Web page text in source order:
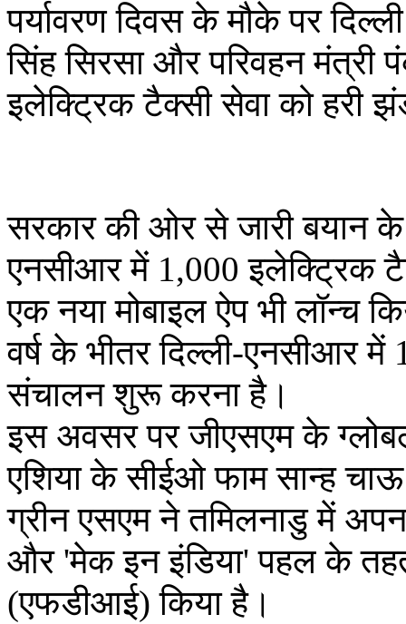
पर्यावरण दिवस के मौके पर
सिंह सिरसा और परिवहन
इलेक्ट्रिक टैक्सी सेवा को हरी
सरकार की ओर से जारी बयान
एनसीआर में 1,000 इलेक्ट्रिक
एक नया मोबाइल ऐप भी लॉन्च
वर्ष के भीतर दिल्ली-एनसीआर
संचालन शुरू करना है।
इस अवसर पर जीएसएम के
एशिया के सीईओ फाम सान्ह
ग्रीन एसएम ने तमिलनाडु में
और 'मेक इन इंडिया' पहल के तहत
(एफडीआई) किया है।